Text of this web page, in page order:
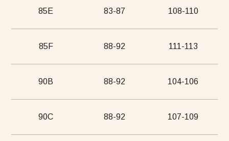
85E 83-87 108-110
85F 88-92 111-113
90B 88-92 104-106
90C 88-92 107-109